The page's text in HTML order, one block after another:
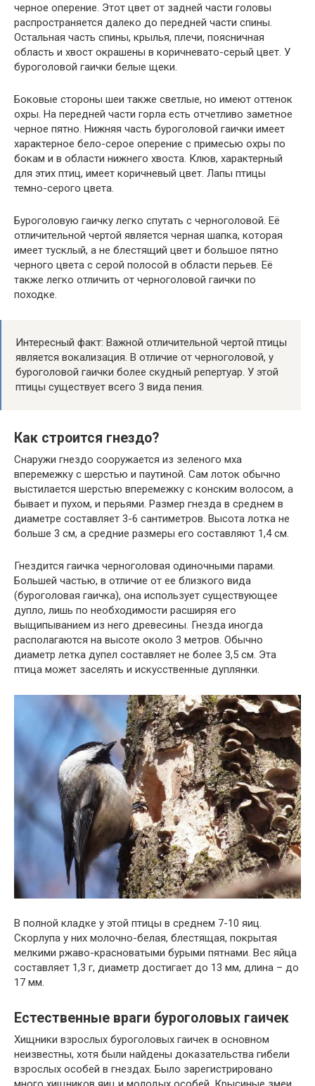
черное оперение. Этот цвет от задней части головы
распространяется далеко до передней части спины.
Остальная часть спины, крылья, плечи, поясничная
область и хвост окрашены в коричневато-серый цвет. У
буроголовой гаички белые щеки.
Боковые стороны шеи также светлые, но имеют оттенок
охры. На передней части горла есть отчетливо заметное
черное пятно. Нижняя часть буроголовой гаички имеет
характерное бело-серое оперение с примесью охры по
бокам и в области нижнего хвоста. Клюв, характерный
для этих птиц, имеет коричневый цвет. Лапы птицы
темно-серого цвета.
Буроголовую гаичку легко спутать с черноголовой. Её
отличительной чертой является черная шапка, которая
имеет тусклый, а не блестящий цвет и большое пятно
черного цвета с серой полосой в области перьев. Её
также легко отличить от черноголовой гаички по
походке.
Интересный факт: Важной отличительной чертой птицы
является вокализация. В отличие от черноголовой, у
буроголовой гаички более скудный репертуар. У этой
птицы существует всего 3 вида пения.
Как строится гнездо?
Снаружи гнездо сооружается из зеленого мха
вперемежку с шерстью и паутиной. Сам лоток обычно
выстилается шерстью вперемежку с конским волосом, а
бывает и пухом, и перьями. Размер гнезда в среднем в
диаметре составляет 3-6 сантиметров. Высота лотка не
больше 3 см, а средние размеры его составляют 1,4 см.
Гнездится гаичка черноголовая одиночными парами.
Большей частью, в отличие от ее близкого вида
(буроголовая гаичка), она использует существующее
дупло, лишь по необходимости расширяя его
выщипыванием из него древесины. Гнезда иногда
располагаются на высоте около 3 метров. Обычно
диаметр летка дупел составляет не более 3,5 см. Эта
птица может заселять и искусственные дуплянки.
В полной кладке у этой птицы в среднем 7-10 яиц.
Скорлупа у них молочно-белая, блестящая, покрытая
мелкими ржаво-красноватыми бурыми пятнами. Вес яйца
составляет 1,3 г, диаметр достигает до 13 мм, длина – до
17 мм.
Естественные враги буроголовых гаичек
Хищники взрослых буроголовых гаичек в основном
неизвестны, хотя были найдены доказательства гибели
взрослых особей в гнездах. Было зарегистрировано